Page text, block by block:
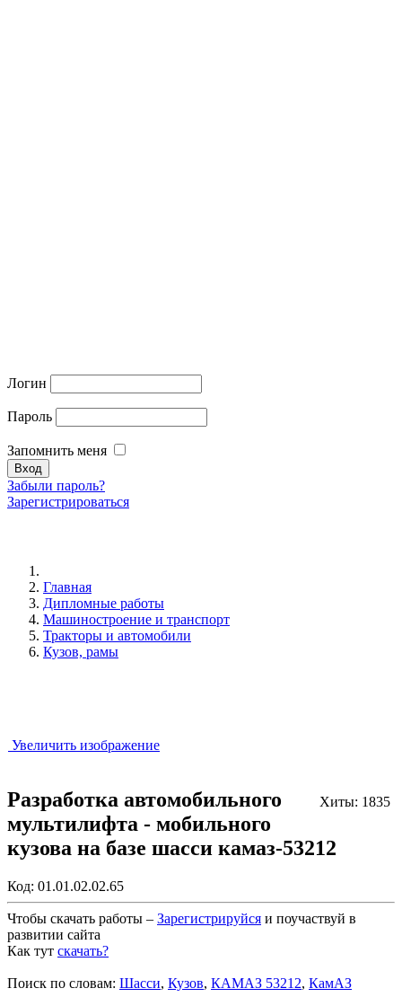
Логин
Пароль
Запомнить меня
Забыли пароль?
Зарегистрироваться
Главная
Дипломные работы
Машиностроение и транспорт
Тракторы и автомобили
Кузов, рамы
Увеличить изображение
Хиты: 1835
Разработка автомобильного
мультилифта - мобильного
кузова на базе шасси камаз-53212
Код: 01.01.02.02.65
Чтобы скачать работы – Зарегистрируйся и поучаствуй в
развитии сайта
Как тут скачать?
Поиск по словам: Шасси, Кузов, КАМАЗ 53212, КамАЗ